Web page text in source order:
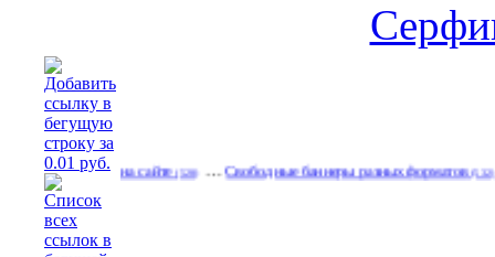
на сайте (528)…Свободные баннеры разных форматов(532)…